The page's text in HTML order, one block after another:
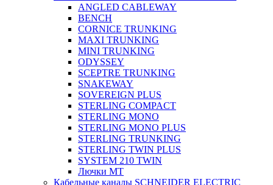
ANGLED CABLEWAY
BENCH
CORNICE TRUNKING
MAXI TRUNKING
MINI TRUNKING
ODYSSEY
SCEPTRE TRUNKING
SNAKEWAY
SOVEREIGN PLUS
STERLING COMPACT
STERLING MONO
STERLING MONO PLUS
STERLING TRUNKING
STERLING TWIN PLUS
SYSTEM 210 TWIN
Лючки MT
Кабельные каналы SCHNEIDER ELECTRIC